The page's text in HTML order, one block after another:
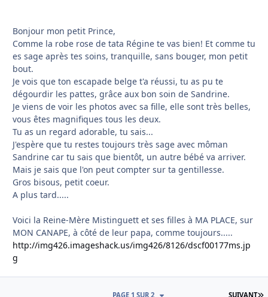
Bonjour mon petit Prince,
Comme la robe rose de tata Régine te vas bien! Et comme tu
es sage après tes soins, tranquille, sans bouger, mon petit
bout.
Je vois que ton escapade belge t'a réussi, tu as pu te
dégourdir les pattes, grâce aux bon soin de Sandrine.
Je viens de voir les photos avec sa fille, elle sont très belles,
vous êtes magnifiques tous les deux.
Tu as un regard adorable, tu sais...
J'espère que tu restes toujours très sage avec môman
Sandrine car tu sais que bientôt, un autre bébé va arriver.
Mais je sais que l'on peut compter sur ta gentillesse.
Gros bisous, petit coeur.
A plus tard.....
Voici la Reine-Mère Mistinguett et ses filles à MA PLACE, sur
MON CANAPE, à côté de leur papa, comme toujours.....
http://img426.imageshack.us/img426/8126/dscf00177ms.jp
g
SUIVANT
PAGE 1 SUR 2